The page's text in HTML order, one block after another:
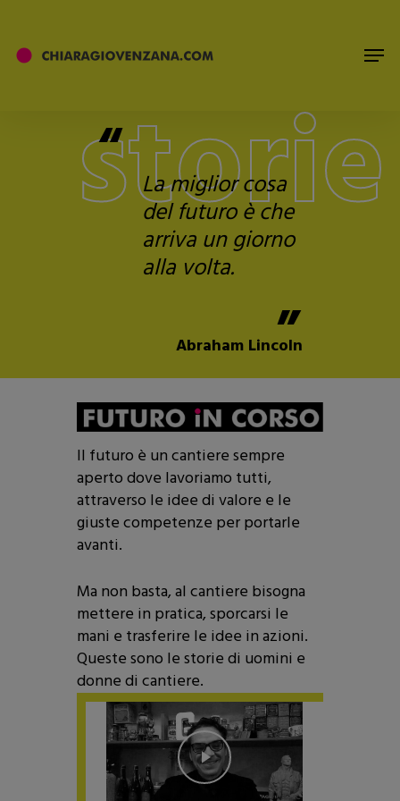
storie
“ La miglior cosa
del futuro è che
arriva un giorno
alla volta. “
Abraham Lincoln
Il futuro è un cantiere sempre
aperto dove lavoriamo tutti,
attraverso le idee di valore e le
giuste competenze per portarle
avanti.
Ma non basta, al cantiere bisogna
mettere in pratica, sporcarsi le
mani e trasferire le idee in azioni.
Queste sono le storie di uomini e
donne di cantiere.